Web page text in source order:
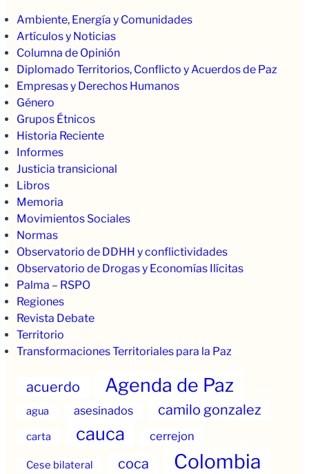
Ambiente, Energía y Comunidades
Artículos y Noticias
Columna de Opinión
Diplomado Territorios, Conflicto y Acuerdos de Paz
Empresas y Derechos Humanos
Género
Grupos Étnicos
Historia Reciente
Informes
Justicia transicional
Libros
Memoria
Movimientos Sociales
Normas
Observatorio de DDHH y conflictividades
Observatorio de Drogas y Economías Ilícitas
Palma – RSPO
Regiones
Revista Debate
Territorio
Transformaciones Territoriales para la Paz
acuerdo Agenda de Paz
agua asesinados camilo gonzalez
carta cauca cerrejon
Cese bilateral coca Colombia